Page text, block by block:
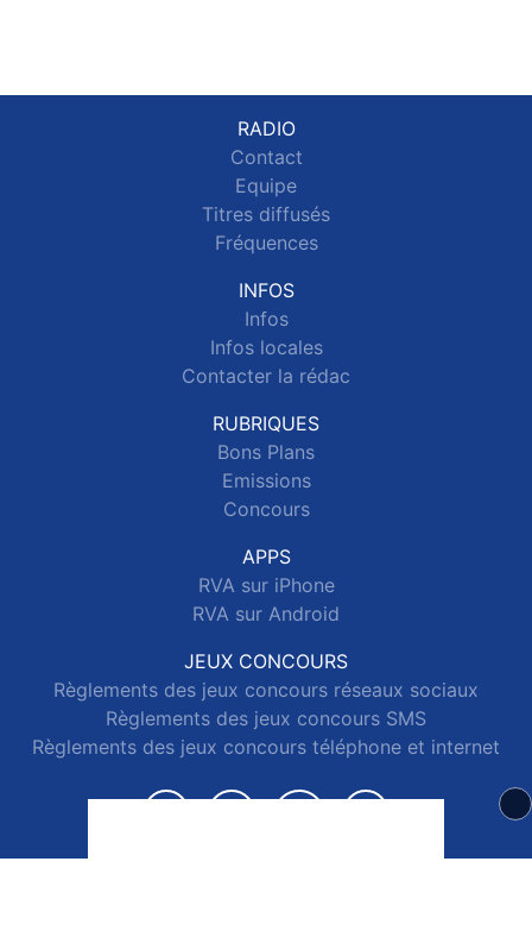
RADIO
Contact
Equipe
Titres diffusés
Fréquences
INFOS
Infos
Infos locales
Contacter la rédac
RUBRIQUES
Bons Plans
Emissions
Concours
APPS
RVA sur iPhone
RVA sur Android
JEUX CONCOURS
Règlements des jeux concours réseaux sociaux
Règlements des jeux concours SMS
Règlements des jeux concours téléphone et internet